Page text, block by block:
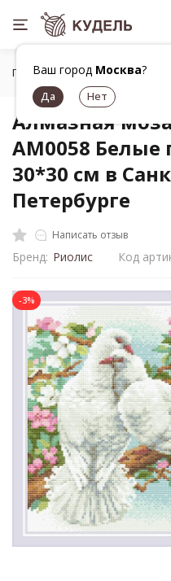
Ваш город Москва?
Главная Товары для
Алмазная
АМ0058 Белые
30*30 см в
Петербурге
Написать отзыв
Бренд: Риолис Код
-3%